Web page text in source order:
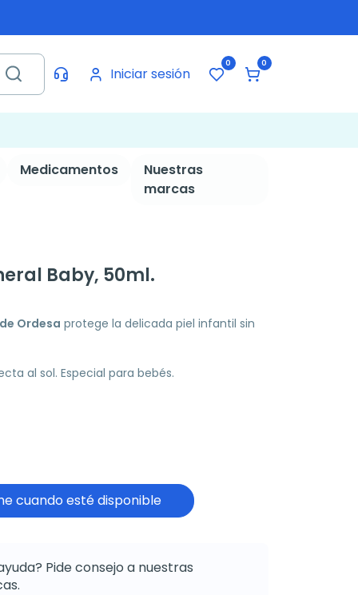
Iniciar sesión
0 0
Medicamentos
Nuestras
marcas
Baby, 50ml.
Ordesa protege la delicada piel infantil sin
al sol. Especial para bebés.
cuando esté disponible
Pide consejo a nuestras